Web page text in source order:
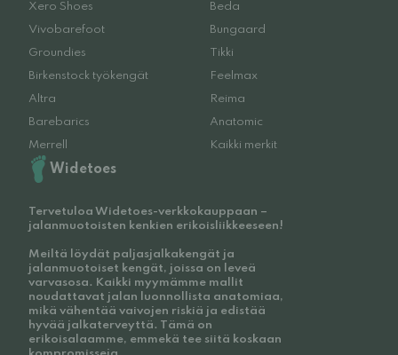
Xero Shoes
Beda
Vivobarefoot
Bungaard
Groundies
Tikki
Birkenstock työkengät
Feelmax
Altra
Reima
Barebarics
Anatomic
Merrell
Kaikki merkit
Widetoes
Tervetuloa Widetoes-verkkokauppaan –
jalanmuotoisten kenkien erikoisliikkeeseen!
Meiltä löydät paljasjalkakengät ja
jalanmuotoiset kengät, joissa on leveä
varvasosa. Kaikki myymämme mallit
noudattavat jalan luonnollista anatomiaa,
mikä vähentää vaivojen riskiä ja edistää
hyvää jalkaterveyttä. Tämä on
erikoisalaamme, emmekä tee siitä koskaan